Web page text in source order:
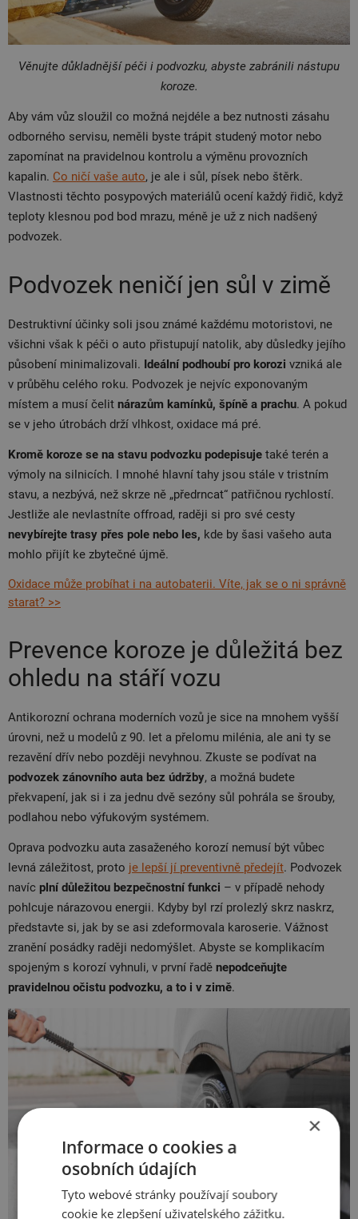
Věnujte důkladnější péči i podvozku, abyste zabránili nástupu
koroze.
Aby vám vůz sloužil co možná nejdéle a bez nutnosti zásahu
odborného servisu, neměli byste trápit studený motor nebo
zapomínat na pravidelnou kontrolu a výměnu provozních
kapalin. Co ničí vaše auto, je ale i sůl, písek nebo štěrk.
Vlastnosti těchto posypových materiálů ocení každý řidič, když
teploty klesnou pod bod mrazu, méně je už z nich nadšený
podvozek.
Podvozek neničí jen sůl v zimě
Destruktivní účinky soli jsou známé každému motoristovi, ne
všichni však k péči o auto přistupují natolik, aby důsledky jejího
působení minimalizovali. Ideální podhoubí pro korozi vzniká ale
v průběhu celého roku. Podvozek je nejvíc exponovaným
místem a musí čelit nárazům kamínků, špíně a prachu. A pokud
se v jeho útrobách drží vlhkost, oxidace má pré.
Kromě koroze se na stavu podvozku podepisuje také terén a
výmoly na silnicích. I mnohé hlavní tahy jsou stále v tristním
stavu, a nezbývá, než skrze ně „předrncat“ patřičnou rychlostí.
Jestliže ale nevlastníte offroad, raději si pro své cesty
nevybírejte trasy přes pole nebo les, kde by šasi vašeho auta
mohlo přijít ke zbytečné újmě.
Oxidace může probíhat i na autobaterii. Víte, jak se o ni správně
starat? >>
Prevence koroze je důležitá bez
ohledu na stáří vozu
Antikorozní ochrana moderních vozů je sice na mnohem vyšší
úrovni, než u modelů z 90. let a přelomu milénia, ale ani ty se
rezavění dřív nebo později nevyhnou. Zkuste se podívat na
podvozek zánovního auta bez údržby, a možná budete
překvapení, jak si i za jednu dvě sezóny sůl pohrála se šrouby,
podlahou nebo výfukovým systémem.
Oprava podvozku auta zasaženého korozí nemusí být vůbec
levná záležitost, proto je lepší jí preventivně předejít. Podvozek
navíc plní důležitou bezpečnostní funkci – v případě nehody
pohlcuje nárazovou energii. Kdyby byl rzí prolezlý skrz naskrz,
představte si, jak by se asi zdeformovala karoserie. Vážnost
zranění posádky raději nedomýšlet. Abyste se komplikacím
spojeným s korozí vyhnuli, v první řadě nepodceňujte
pravidelnou očistu podvozku, a to i v zimě.
×
Informace o cookies a
osobních údajích
Tyto webové stránky používají soubory
cookie ke zlepšení uživatelského zážitku.